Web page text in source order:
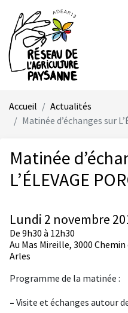
Accueil
Actualités
Matinée d’échanges sur
Matinée
L’ÉLEVAGE
Lundi 2 novembre
De 9h30 à 12h30
Au Mas Mireille, 3000
Arles
Programme de la matinée :
– Visite et échanges autour